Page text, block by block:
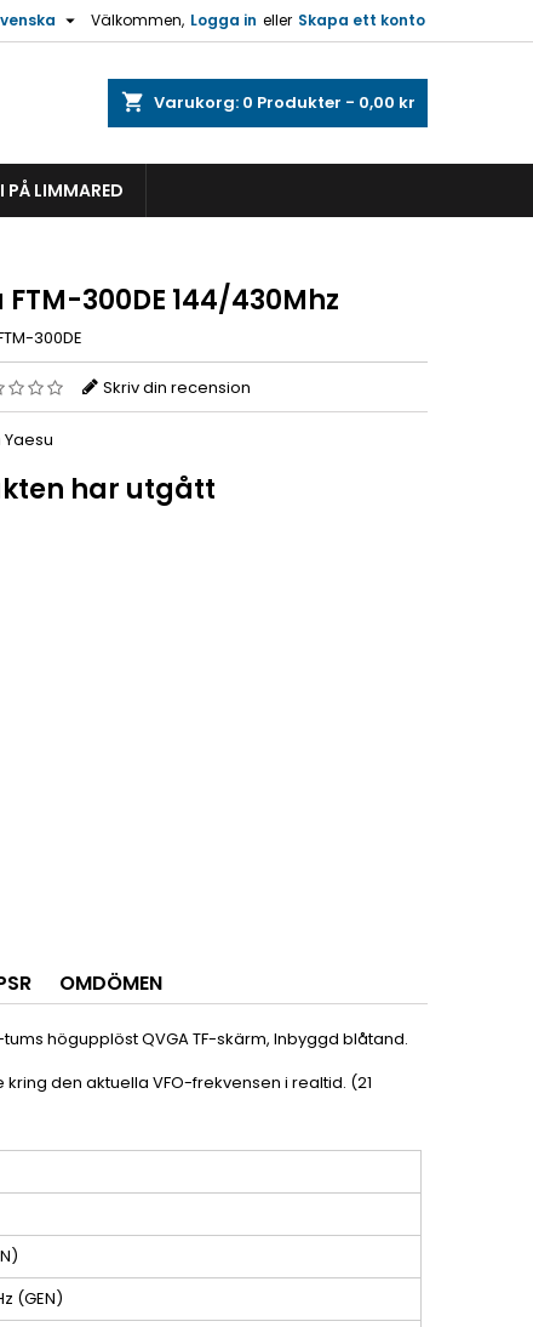
Välkommen, Logga in eller Skapa ett konto

shopping_cart Varukorg: 0 Produkter - 0,00 kr
PÅ LIMMARED
FTM-300DE 144/430Mhz
300DE
Skriv din recension
har utgått
OMDÖMEN
högupplöst QVGA TF-skärm, Inbyggd blåtand.
den aktuella VFO-frekvensen i realtid. (21
(GEN)